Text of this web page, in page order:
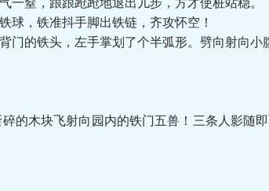
窒，踉踉跄跄地退出儿步，方才使桩站稳。
，铁准抖手脚出铁链，齐攻怀空！
的铁头，左手掌划了个半弧形。劈向射向小
木块飞射向园内的铁门五兽！三条人影随